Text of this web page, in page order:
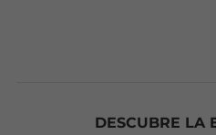
DESCUBRE LA